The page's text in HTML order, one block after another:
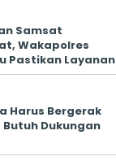
Samsat
Wakapolres
Pastikan Layanan
Harus Bergerak
Dukungan